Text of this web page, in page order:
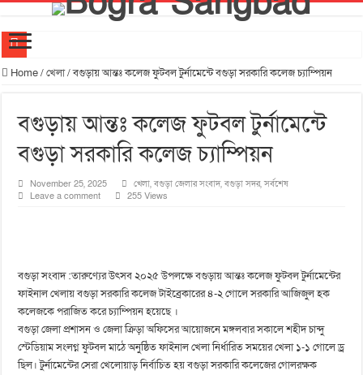
আদমদীঘিতে শুমারি স্বেচ্ছাসেবী নিয়োগে যোগ্যতার ভিত্তিতে তালিকা প্রকাশ; নির্বাচিতদের আ.লীগ ট্যাগে
বগুড়ায় দেশীয় সাংস্কৃতিক সংসদের জুলাই ৩৬ সাংস্কৃতিক উৎসব
বগুড়ার কৈচর মৌজায় প্রস্তাবিত শিল্প পার্কের স্থান পরিদর্শন করলেন শিল্পমন্ত্রী
বগুড়ায় ২০ কোটি টাকার শাহ ফতেহ আলী সেতু উদ্বোধন, সুফল পাবেন ১৬ লাখ মানুষ
যুব সমাজকে মাদক মুক্ত রাখতে খেলাধুলার বিকল্প নেই। –এমপি মিল্টন
‎গাবতলীতে শিক্ষার মান উন্নয়নে ‎মতবিনিময় সভা অনুষ্ঠিত হয় ‎এমপি মিলটন
Home/খেলা/বগুড়ায় আন্তঃ কলেজ ফুটবল টুর্নামেন্টে বগুড়া সরকারি কলেজ চ্যাম্পিয়ন
বগুড়ায় আন্তঃ কলেজ ফুটবল টুর্নামেন্টে
বগুড়া সরকারি কলেজ চ্যাম্পিয়ন
November 25, 2025 খেলা,বগুড়া জেলার সংবাদ,বগুড়া সদর,সর্বশেষ
Leave a comment
255 Views
বগুড়া সংবাদ :তারুণ্যের উৎসব ২০২৫ উপলক্ষে বগুড়ায় আন্তঃ কলেজ ফুটবল টুর্নামেন্টের
ফাইনাল খেলায় বগুড়া সরকারি কলেজ টাইব্রেকারের ৪-২ গোলে সরকারি আজিজুল হক
কলেজকে পরাজিত করে চ্যাম্পিয়ন হয়েছে ।
বগুড়া জেলা প্রশাসন ও জেলা ক্রিড়া অফিসের আয়োজনে মঙ্গলবার সকালে শহীদ চান্দু
স্টেডিয়াম সংলগ্ন ফুটবল মাঠে অনুষ্ঠিত ফাইনাল খেলা নির্ধারিত সময়ের খেলা ১-১ গোলে ড্র
ছিল। টুর্নামেন্টের সেরা খেলোয়াড় নির্বাচিত হয় বগুড়া সরকারি কলেজের গোলরক্ষক